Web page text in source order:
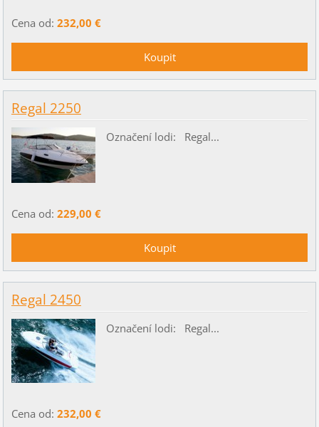
Cena od: 232,00 €
Regal 2250
Označení lodi: Regal...
Cena od: 229,00 €
Regal 2450
Označení lodi: Regal...
Cena od: 232,00 €